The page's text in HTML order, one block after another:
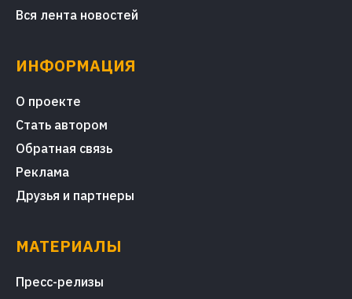
Вся лента новостей
ИНФОРМАЦИЯ
О проекте
Стать автором
Обратная связь
Реклама
Друзья и партнеры
МАТЕРИАЛЫ
Пресс-релизы